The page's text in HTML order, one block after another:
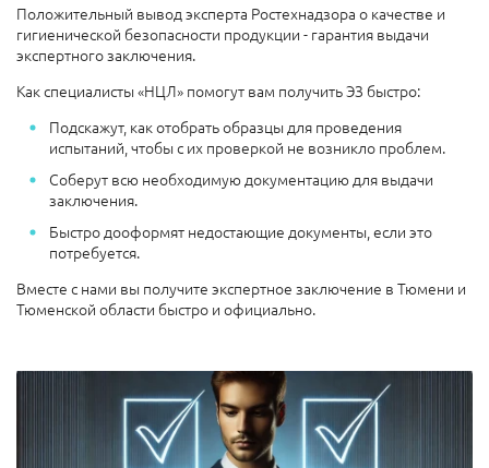
Положительный вывод эксперта Ростехнадзора о качестве и
гигиенической безопасности продукции - гарантия выдачи
экспертного заключения.
Как специалисты «НЦЛ» помогут вам получить ЭЗ быстро:
Подскажут, как отобрать образцы для проведения
испытаний, чтобы с их проверкой не возникло проблем.
Соберут всю необходимую документацию для выдачи
заключения.
Быстро дооформят недостающие документы, если это
потребуется.
Вместе с нами вы получите экспертное заключение в Тюмени и
Тюменской области быстро и официально.